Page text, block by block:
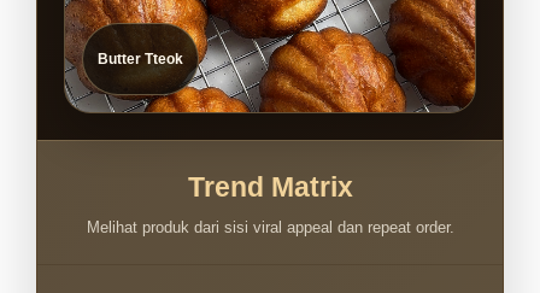
Trend Matrix
Melihat produk dari sisi viral appeal dan repeat order.